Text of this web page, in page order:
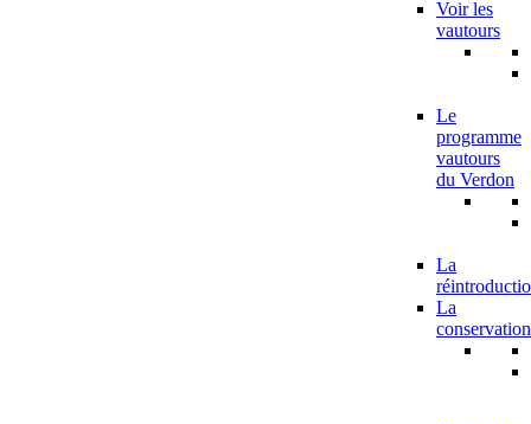
Voir les
vautours
Le
programme
vautours
du Verdon
La
La
conservation